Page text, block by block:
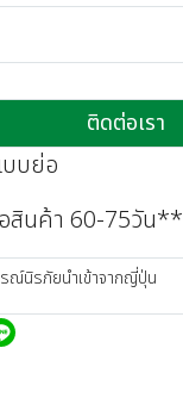
ติดต่อเรา
บย่อ
สินค้า 60-75วัน**
ณ์นิรภัยนำเข้าจากญี่ปุ่น